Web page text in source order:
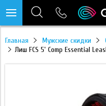
Главная Мужские скидки
Лиш FCS 5' Comp Essential
https://mc.yandex.ru/pixel/